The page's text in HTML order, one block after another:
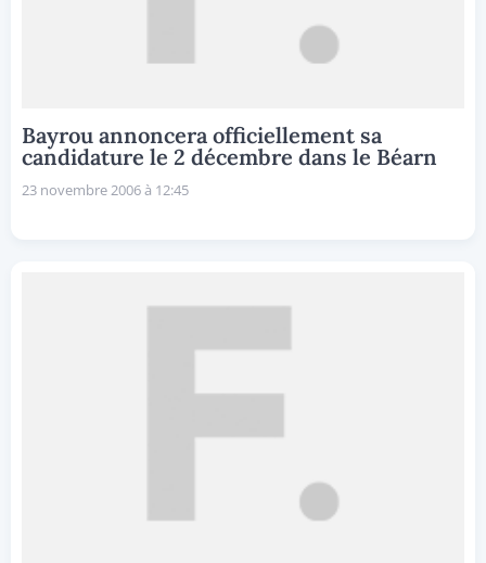
Bayrou annoncera officiellement sa
candidature le 2 décembre dans le Béarn
23 novembre 2006 à 12:45